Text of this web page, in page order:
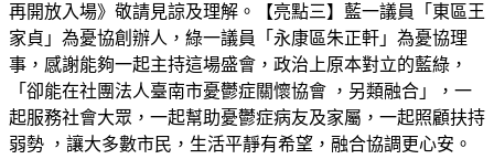
再開放入場》敬請見諒及理解。【亮點三】藍一議員「東區王
家貞」為憂協創辦人，綠一議員「永康區朱正軒」為憂協理
事，感謝能夠一起主持這場盛會，政治上原本對立的藍綠，
「卻能在社團法人臺南市憂鬱症關懷協會 ，另類融合」，一
起服務社會大眾，一起幫助憂鬱症病友及家屬，一起照顧扶持
弱勢 ，讓大多數市民，生活平靜有希望，融合協調更心安。